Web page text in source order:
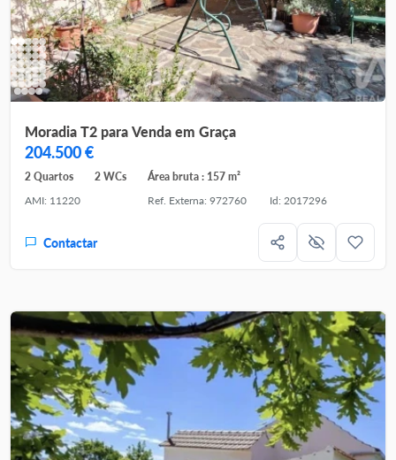
Moradia T2 para Venda em Graça
204.500 €
2 Quartos 2 WCs
Área bruta : 157 m²
AMI: 11220
Ref. Externa: 972760 Id: 2017296
Contactar